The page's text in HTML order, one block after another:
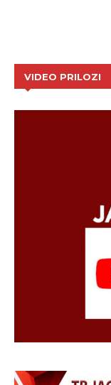
VIDEO PRILOZI